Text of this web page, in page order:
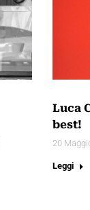
Luca
best!
20
Leggi